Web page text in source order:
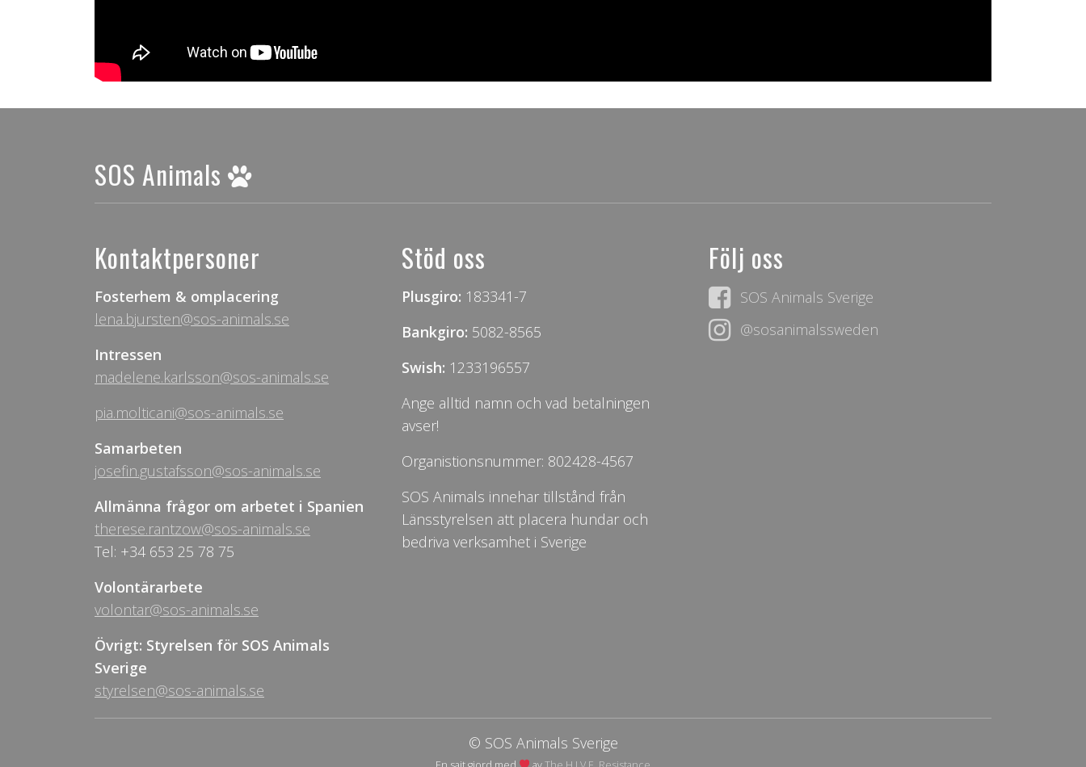
SOS Animals
Kontaktpersoner
Fosterhem & omplacering
lena.bjursten@sos-animals.se
Intressen
madelene.karlsson@sos-animals.se
pia.molticani@sos-animals.se
Samarbeten
josefin.gustafsson@sos-animals.se
Allmänna frågor om arbetet i Spanien
therese.rantzow@sos-animals.se
Tel: +34 653 25 78 75
Volontärarbete
volontar@sos-animals.se
Övrigt: Styrelsen för SOS Animals
Sverige
styrelsen@sos-animals.se
Stöd oss
Plusgiro: 183341-7
Bankgiro: 5082-8565
Swish: 1233196557
Ange alltid namn och vad betalningen
avser!
Organistionsnummer: 802428-4567
SOS Animals innehar tillstånd från
Länsstyrelsen att placera hundar och
bedriva verksamhet i Sverige
Följ oss
SOS Animals Sverige
@sosanimalssweden
© SOS Animals Sverige